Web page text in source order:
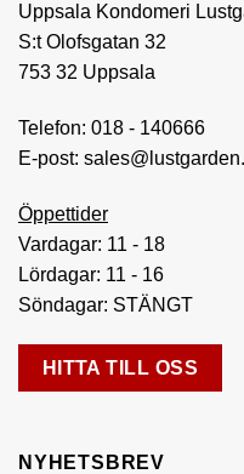
Uppsala Kondomeri
S:t Olofsgatan 32
753 32 Uppsala
Telefon: 018 - 140666
E-post:
Öppettider
Vardagar: 11 - 18
Lördagar: 11 - 16
Söndagar: STÄNGT
HITTA TILL OSS
NYHETSBREV